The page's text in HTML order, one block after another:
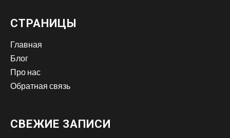
СТРАНИЦЫ
Главная
Блог
Про нас
Обратная связь
СВЕЖИЕ ЗАПИСИ